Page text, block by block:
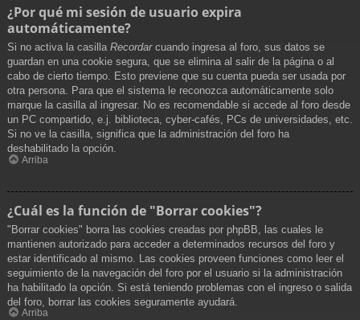
¿Por qué mi sesión de usuario expira
automáticamente?
Si no activa la casilla Recordarcuando ingresa al foro, sus datos se
guardan en una cookie segura, que se elimina al salir de la página o al
cabo de cierto tiempo. Esto previene que su cuenta pueda ser usada por
otra persona. Para que el sistema le reconozca automáticamente solo
marque la casilla al ingresar. No es recomendable si accede al foro desde
un PC compartido, e.j. biblioteca, cyber-cafés, PCs de universidades, etc.
Si no ve la casilla, significa que la administración del foro ha
deshabilitado la opción.
Arriba
¿Cuál es la función de "Borrar cookies"?
"Borrar cookies" borra las cookies creadas por phpBB, las cuales le
mantienen autorizado para acceder a determinados recursos del foro y
estar identificado al mismo. Las cookies proveen funciones como leer el
seguimiento de la navegación del foro por el usuario si la administración
ha habilitado la opción. Si está teniendo problemas con el ingreso o salida
del foro, borrar las cookies seguramente ayudará.
Arriba